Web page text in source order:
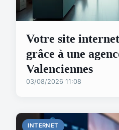
Votre site
grâce à une
Valenciennes
03/08/2026 11:08
INTERNET